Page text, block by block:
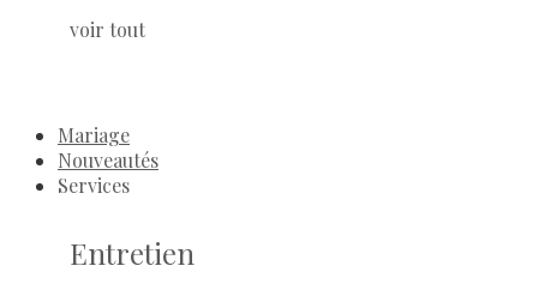
voir tout
Mariage
Nouveautés
Services
Entretien